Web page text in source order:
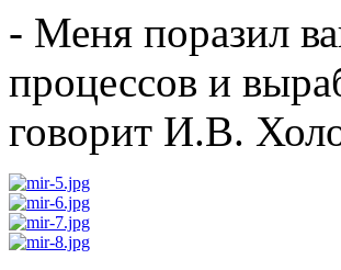
- Меня поразил
процессов и
говорит И.В.